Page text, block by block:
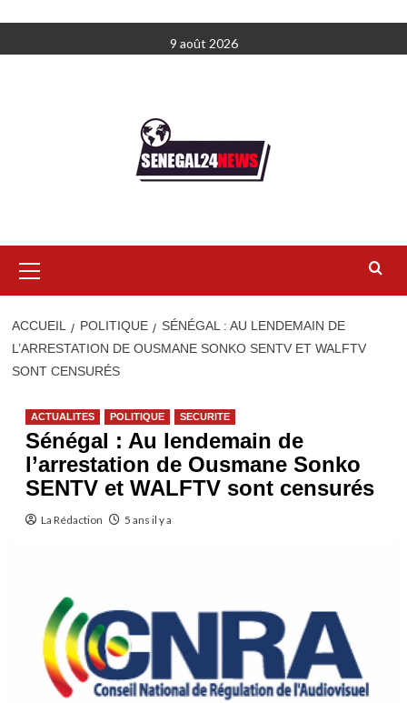
au
9 août 2026
principal
ACCUEIL POLITIQUE
SÉNÉGAL : AU LENDEMAIN DE
L’ARRESTATION DE OUSMANE SONKO SENTV ET WALFTV
SONT CENSURÉS
ACTUALITES POLITIQUE SECURITE
Sénégal : Au lendemain de
l’arrestation de Ousmane Sonko
SENTV et WALFTV sont censurés
La Rédaction 5 ans il y a